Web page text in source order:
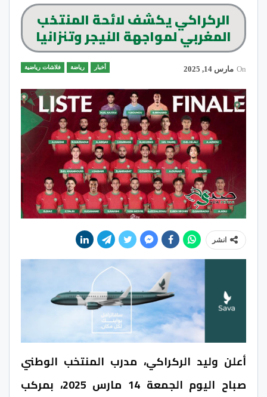
الركراكي يكشف لائحة المنتخب
المغربي لمواجهة النيجر وتنزانيا
أخبار رياضة فلاشات رياضية On مارس 14, 2025
انشر
أعلن وليد الركراكي، مدرب المنتخب الوطني
صباح اليوم الجمعة 14 مارس 2025، بمركب